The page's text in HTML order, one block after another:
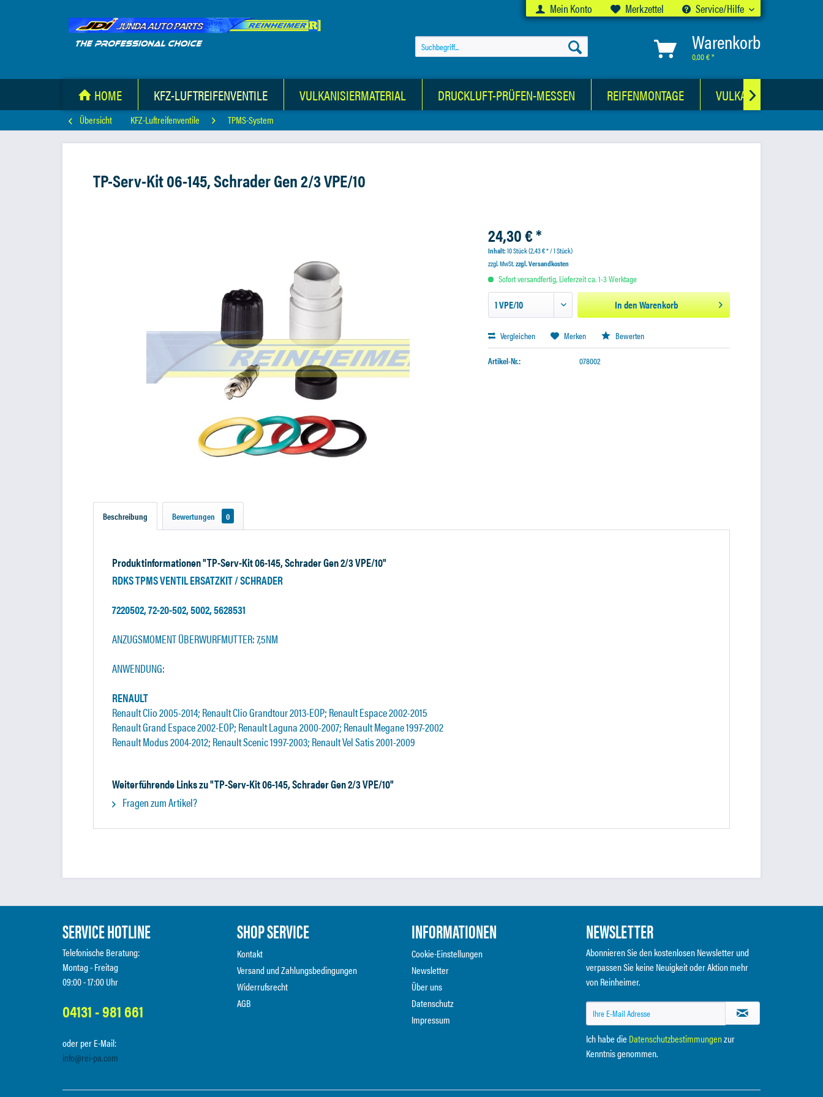
Mein Konto Merkzettel Service/Hilfe
Warenkorb
0,00 € *
HOME KFZ-LUFTREIFENVENTILE VULKANISIERMATERIAL DRUCKLUFT-PRÜFEN-MESSEN REIFENMONTAGE 
Übersicht KFZ-Luftreifenventile TPMS-System
TP-Serv-Kit 06-145, Schrader Gen 2/3 VPE/10
24,30 € *
Inhalt:10 Stück (2,43 € * / 1 Stück)
zzgl. MwSt.zzgl. Versandkosten
Sofort versandfertig, Lieferzeit ca. 1-3 Werktage
In denWarenkorb
Vergleichen Merken Bewerten
Artikel-Nr.: 078002
Beschreibung Bewertungen 0
Produktinformationen "TP-Serv-Kit 06-145, Schrader Gen 2/3 VPE/10"
RDKS TPMS VENTIL ERSATZKIT / SCHRADER
7220502, 72-20-502, 5002, 5628531
ANZUGSMOMENT ÜBERWURFMUTTER: 7,5NM
ANWENDUNG:
RENAULT
Renault Clio 2005-2014; Renault Clio Grandtour 2013-EOP; Renault Espace 2002-2015
Renault Grand Espace 2002-EOP; Renault Laguna 2000-2007; Renault Megane 1997-2002
Renault Modus 2004-2012; Renault Scenic 1997-2003; Renault Vel Satis 2001-2009
Weiterführende Links zu "TP-Serv-Kit 06-145, Schrader Gen 2/3 VPE/10"
Fragen zum Artikel?
SERVICE HOTLINE
Telefonische Beratung:
Montag - Freitag
09:00 - 17:00 Uhr
04131 - 981 661
oder per E-Mail:
info@rei-pa.com
SHOP SERVICE
Kontakt
Versand und Zahlungsbedingungen
Widerrufsrecht
AGB
INFORMATIONEN
Cookie-Einstellungen
Newsletter
Über uns
Datenschutz
Impressum
NEWSLETTER
Abonnieren Sie den kostenlosen Newsletter und
verpassen Sie keine Neuigkeit oder Aktion mehr
von Reinheimer.
Ich habe die Datenschutzbestimmungenzur
Kenntnis genommen.